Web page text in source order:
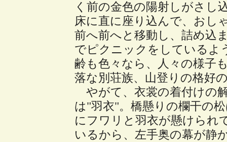
く前の金色の陽射しがさし
床に直に座り込んで、おし
前へ前へと移動し、詰め込
でピクニックをしているよ
齢も色々なら、人々の様子
落な別荘族、山登りの格好
やがて、衣裳の着付けの
は"羽衣"。橋懸りの欄干の
にフワリと羽衣が懸けられ
いるから、左手奥の幕が静